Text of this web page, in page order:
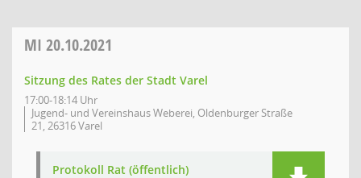
MI 20.10.2021
Sitzung des Rates der Stadt Varel
17:00-18:14 Uhr
Jugend- und Vereinshaus Weberei, Oldenburger Straße
21, 26316 Varel
Protokoll Rat (öffentlich)